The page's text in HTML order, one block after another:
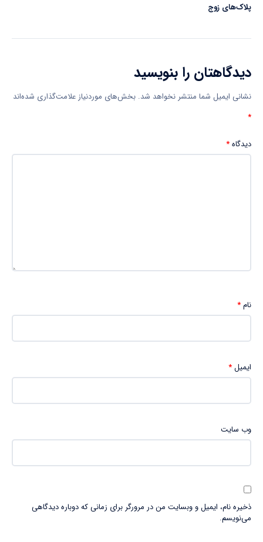
پلاک‌های زوج
دیدگاهتان را بنویسید
نشانی ایمیل شما منتشر نخواهد شد. بخش‌های موردنیاز علامت‌گذاری شده‌اند
*
دیدگاه*
نام*
ایمیل*
وب‌ سایت
ذخیره نام، ایمیل و وبسایت من در مرورگر برای زمانی که دوباره دیدگاهی
می‌نویسم.